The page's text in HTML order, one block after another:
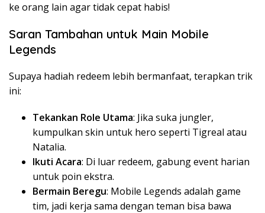
ke orang lain agar tidak cepat habis!
Saran Tambahan untuk Main Mobile
Legends
Supaya hadiah redeem lebih bermanfaat, terapkan trik
ini:
Tekankan Role Utama: Jika suka jungler,
kumpulkan skin untuk hero seperti Tigreal atau
Natalia.
Ikuti Acara: Di luar redeem, gabung event harian
untuk poin ekstra.
Bermain Beregu: Mobile Legends adalah game
tim, jadi kerja sama dengan teman bisa bawa